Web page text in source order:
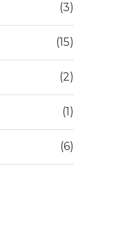
(3)
(15)
(2)
(1)
(6)